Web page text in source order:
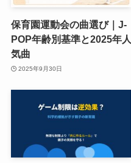
保育園運動会の曲選び｜J-
POP年齢別基準と2025年人
気曲
2025年9月30日